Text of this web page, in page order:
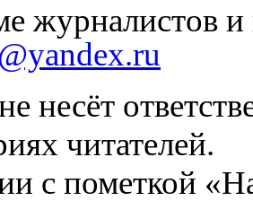
журналистов и
несёт
читателей.
с пометкой